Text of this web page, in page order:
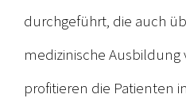
durchgeführt, die auch
medizinische Ausbildung
profitieren die Patienten